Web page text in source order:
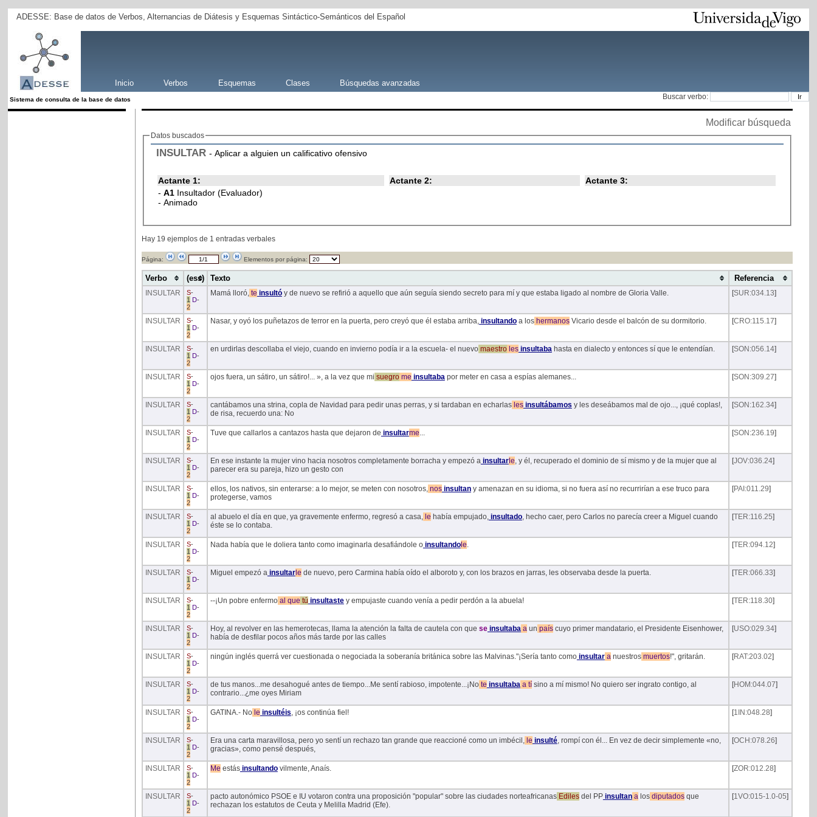
ADESSE: Base de datos de Verbos, Alternancias de Diátesis y Esquemas Sintáctico-Semánticos del Español
Inicio Verbos Esquemas Clases Búsquedas avanzadas
Sistema de consulta de la base de datos Buscar verbo:
Modificar búsqueda
Datos buscados
INSULTAR - Aplicar a alguien un calificativo ofensivo
Actante 1:
- A1Insultador (Evaluador)
- Animado
Actante 2: Actante 3:
Hay 19 ejemplos de 1 entradas verbales
Página: Elementos por página:
Verbo (ess) Texto Referencia
INSULTAR S-
1
D-
2
Mamá lloró,te insultóy de nuevo se refirió a aquello que aún seguía siendo secreto para mí y que estaba ligado al nombre de Gloria Valle. [SUR:034.13]
INSULTAR S-
1
D-
2
Nasar, y oyó los puñetazos de terror en la puerta, pero creyó que él estaba arriba,insultandoa loshermanosVicario desde el balcón de su dormitorio. [CRO:115.17]
INSULTAR S-
1
D-
2
en urdirlas descollaba el viejo, cuando en invierno podía ir a la escuela- el nuevomaestrolesinsultabahasta en dialecto y entonces sí que le entendían. [SON:056.14]
INSULTAR S-
1
D-
2
ojos fuera, un sátiro, un sátiro!... », a la vez que mi suegrome insultabapor meter en casa a espías alemanes... [SON:309.27]
INSULTAR S-
1
D-
2
cantábamos una strina, copla de Navidad para pedir unas perras, y si tardaban en echarlaslesinsultábamos y les deseábamos mal de ojo..., ¡qué coplas!,
de risa, recuerdo una: No
[SON:162.34]
INSULTAR S-
1
D-
2
Tuve que callarlos a cantazos hasta que dejaron de insultarme... [SON:236.19]
INSULTAR S-
1
D-
2
En ese instante la mujer vino hacia nosotros completamente borracha y empezó ainsultarle, y él, recuperado el dominio de sí mismo y de la mujer que al
parecer era su pareja, hizo un gesto con
[JOV:036.24]
INSULTAR S-
1
D-
2
ellos, los nativos, sin enterarse: a lo mejor, se meten con nosotros,nosinsultany amenazan en su idioma, si no fuera así no recurrirían a ese truco para
protegerse, vamos
[PAI:011.29]
INSULTAR S-
1
D-
2
al abuelo el día en que, ya gravemente enfermo, regresó a casa,le había empujado,insultado, hecho caer, pero Carlos no parecía creer a Miguel cuando
éste se lo contaba.
[TER:116.25]
INSULTAR S-
1
D-
2
Nada había que le doliera tanto como imaginarla desafiándole oinsultandole. [TER:094.12]
INSULTAR S-
1
D-
2
Miguel empezó ainsultarle de nuevo, pero Carmina había oído el alboroto y, con los brazos en jarras, les observaba desde la puerta. [TER:066.33]
INSULTAR S-
1
D-
2
--¡Un pobre enfermoal que tú insultastey empujaste cuando venía a pedir perdón a la abuela! [TER:118.30]
INSULTAR S-
1
D-
2
Hoy, al revolver en las hemerotecas, llama la atención la falta de cautela con que seinsultabaaun paíscuyo primer mandatario, el Presidente Eisenhower,
había de desfilar pocos años más tarde por las calles
[USO:029.34]
INSULTAR S-
1
D-
2
ningún inglés querrá ver cuestionada o negociada la soberanía británica sobre las Malvinas."¡Sería tanto comoinsultaranuestrosmuertos!", gritarán. [RAT:203.02]
INSULTAR S-
1
D-
2
de tus manos...me desahogué antes de tiempo...Me sentí rabioso, impotente...¡Note insultabaatísino a mí mismo! No quiero ser ingrato contigo, al
contrario...¿me oyes Miriam
[HOM:044.07]
INSULTAR S-
1
D-
2
GATINA.- Nole insultéis, ¡os continúa fiel! [1IN:048.28]
INSULTAR S-
1
D-
2
Era una carta maravillosa, pero yo sentí un rechazo tan grande que reaccioné como un imbécil,le insulté, rompí con él... En vez de decir simplemente «no,
gracias», como pensé después,
[OCH:078.26]
INSULTAR S-
1
D-
2
Me estásinsultandovilmente, Anaís. [ZOR:012.28]
INSULTAR S-
1
D-
2
pacto autonómico PSOE e IU votaron contra una proposición "popular" sobre las ciudades norteafricanasEdilesdel PPinsultanalosdiputadosque
rechazan los estatutos de Ceuta y Melilla Madrid (Efe).
[1VO:015-1.0-05]